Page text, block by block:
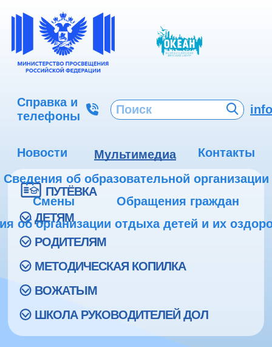
Справка и
телефоны
Новости Мультимедиа
Контакты
Сведения об образовательной организации
Смены
Обращения граждан
об организации отдыха детей и их
ПУТЁВКА
ДЕТЯМ
РОДИТЕЛЯМ
МЕТОДИЧЕСКАЯ КОПИЛКА
ВОЖАТЫМ
ШКОЛА РУКОВОДИТЕЛЕЙ ДОЛ